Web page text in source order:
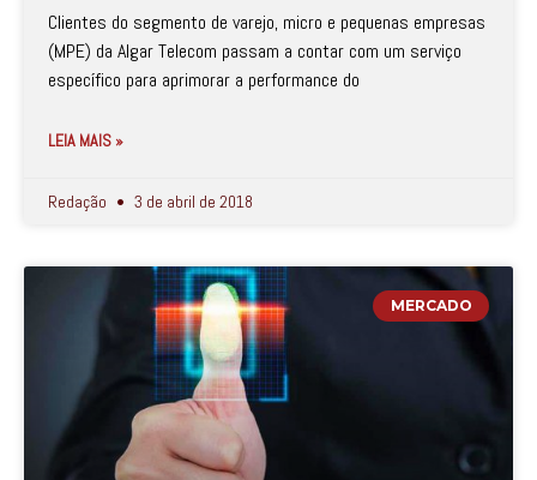
Clientes do segmento de varejo, micro e pequenas empresas
(MPE) da Algar Telecom passam a contar com um serviço
específico para aprimorar a performance do
LEIA MAIS »
Redação 3 de abril de 2018
MERCADO